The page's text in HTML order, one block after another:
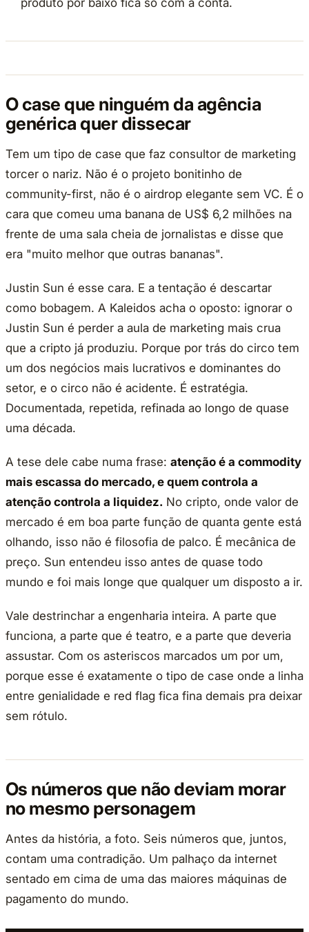
produto por baixo fica só com a conta.
O case que ninguém da agência
genérica quer dissecar
Tem um tipo de case que faz consultor de marketing
torcer o nariz. Não é o projeto bonitinho de
community-first, não é o airdrop elegante sem VC. É o
cara que comeu uma banana de US$ 6,2 milhões na
frente de uma sala cheia de jornalistas e disse que
era "muito melhor que outras bananas".
Justin Sun é esse cara. E a tentação é descartar
como bobagem. A Kaleidos acha o oposto: ignorar o
Justin Sun é perder a aula de marketing mais crua
que a cripto já produziu. Porque por trás do circo tem
um dos negócios mais lucrativos e dominantes do
setor, e o circo não é acidente. É estratégia.
Documentada, repetida, refinada ao longo de quase
uma década.
A tese dele cabe numa frase: atenção é a commodity
mais escassa do mercado, e quem controla a
atenção controla a liquidez. No cripto, onde valor de
mercado é em boa parte função de quanta gente está
olhando, isso não é filosofia de palco. É mecânica de
preço. Sun entendeu isso antes de quase todo
mundo e foi mais longe que qualquer um disposto a ir.
Vale destrinchar a engenharia inteira. A parte que
funciona, a parte que é teatro, e a parte que deveria
assustar. Com os asteriscos marcados um por um,
porque esse é exatamente o tipo de case onde a linha
entre genialidade e red flag fica fina demais pra deixar
sem rótulo.
Os números que não deviam morar
no mesmo personagem
Antes da história, a foto. Seis números que, juntos,
contam uma contradição. Um palhaço da internet
sentado em cima de uma das maiores máquinas de
pagamento do mundo.